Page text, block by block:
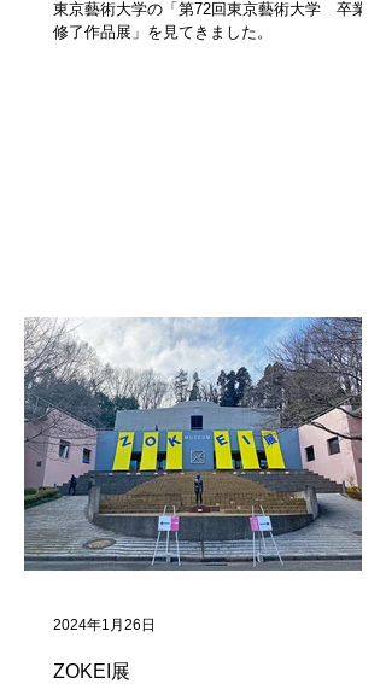
東京藝術大学の「第72回東京藝術大学 卒業・
修了作品展」を見てきました。
ZOKEI展
2024年1月26日